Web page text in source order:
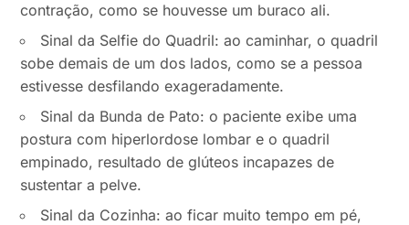
contração, como se houvesse um buraco ali.
Sinal da Selfie do Quadril: ao caminhar, o quadril
sobe demais de um dos lados, como se a pessoa
estivesse desfilando exageradamente.
Sinal da Bunda de Pato: o paciente exibe uma
postura com hiperlordose lombar e o quadril
empinado, resultado de glúteos incapazes de
sustentar a pelve.
Sinal da Cozinha: ao ficar muito tempo em pé,